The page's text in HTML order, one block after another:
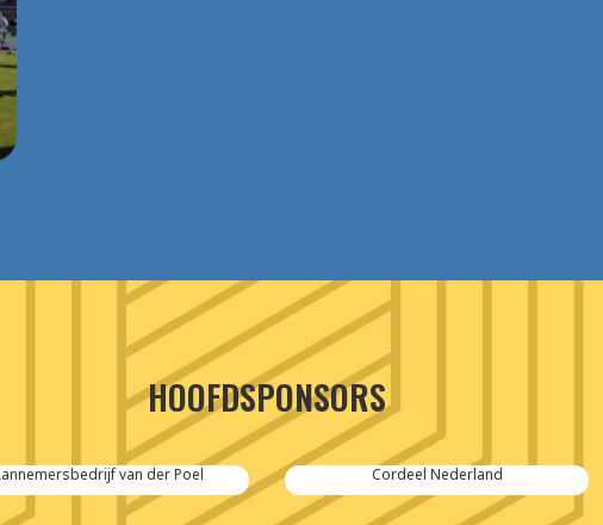
HOOFDSPONSORS
van der Poel Cordeel Nederland